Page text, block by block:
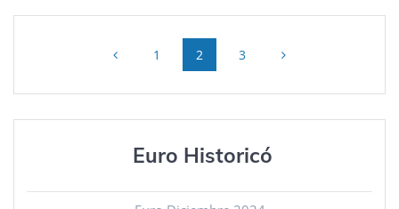
navigation
Page
1 Page
2 Page
3
Euro Historicó